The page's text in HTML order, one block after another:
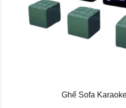
Ghế Sofa